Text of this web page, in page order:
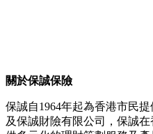
關於保誠保險
保誠自1964年起為香港市民
及保誠財險有限公司，保誠